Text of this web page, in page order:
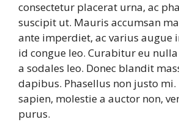
consectetur placerat urna, ac
suscipit ut. Mauris accumsan
ante imperdiet, ac varius augue
id congue leo. Curabitur eu
a sodales leo. Donec blandit
dapibus. Phasellus non justo
sapien, molestie a auctor non,
purus.